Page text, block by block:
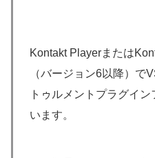
Kontakt Playerまたは
（バージョン6以降）で
トゥルメントプラグイ
います。